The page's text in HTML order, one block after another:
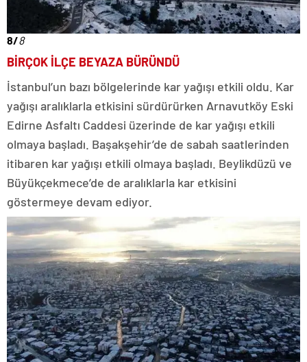
8/8
BİRÇOK İLÇE BEYAZA BÜRÜNDÜ
İstanbul’un bazı bölgelerinde kar yağışı etkili oldu. Kar
yağışı aralıklarla etkisini sürdürürken Arnavutköy Eski
Edirne Asfaltı Caddesi üzerinde de kar yağışı etkili
olmaya başladı. Başakşehir’de de sabah saatlerinden
itibaren kar yağışı etkili olmaya başladı. Beylikdüzü ve
Büyükçekmece’de de aralıklarla kar etkisini
göstermeye devam ediyor.